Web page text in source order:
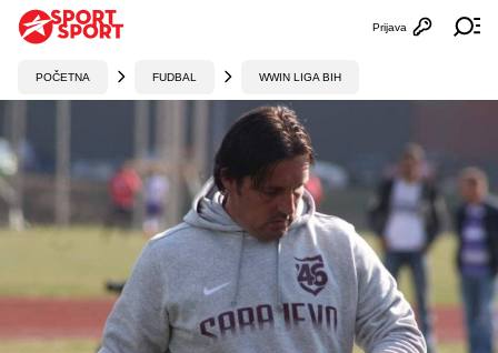
Otvori
Prijava
POČETNA FUDBAL WWIN LIGA BIH